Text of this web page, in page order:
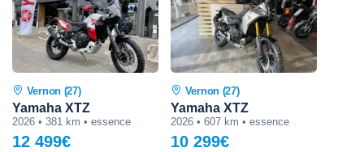
Vernon (27)
Yamaha XTZ
2026 • 381 km • essence
12 499€
Vernon (27)
Yamaha XTZ
2026 • 607 km • essence
10 299€